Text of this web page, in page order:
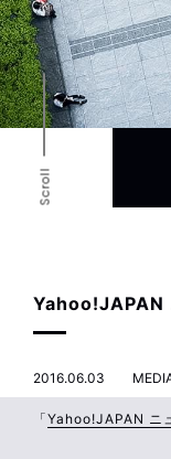
Scroll
Yahoo!JAPAN
2016.06.03
「Yahoo!JAPAN ニ